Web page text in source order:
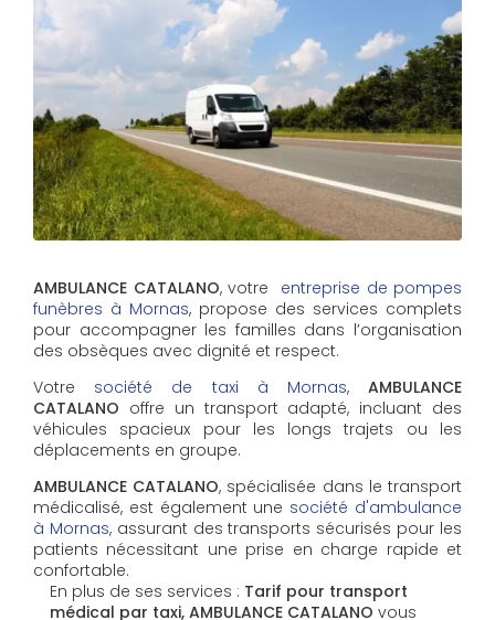
AMBULANCE CATALANO, votre entreprise de pompes
funèbres à Mornas, propose des services complets
pour accompagner les familles dans l’organisation
des obsèques avec dignité et respect.
Votre société de taxi à Mornas,AMBULANCE
CATALANO offre un transport adapté, incluant des
véhicules spacieux pour les longs trajets ou les
déplacements en groupe.
AMBULANCE CATALANO, spécialisée dans le transport
médicalisé, est également une société d'ambulance
à Mornas, assurant des transports sécurisés pour les
patients nécessitant une prise en charge rapide et
confortable.
En plus de ses services : Tarif pour transport
médical par taxi, AMBULANCE CATALANO vous